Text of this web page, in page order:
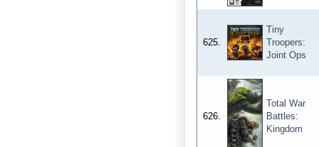
625.
Tiny
Troopers:
Joint Ops
626.
Total War
Battles:
Kingdom